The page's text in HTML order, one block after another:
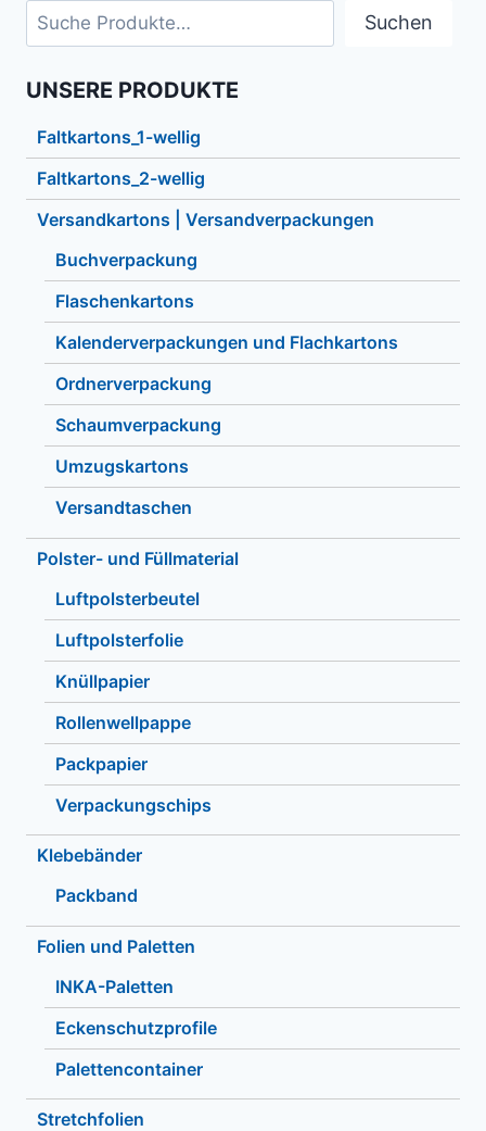
Suchen
UNSERE PRODUKTE
Faltkartons_1-wellig
Faltkartons_2-wellig
Versandkartons | Versandverpackungen
Buchverpackung
Flaschenkartons
Kalenderverpackungen und Flachkartons
Ordnerverpackung
Schaumverpackung
Umzugskartons
Versandtaschen
Polster- und Füllmaterial
Luftpolsterbeutel
Luftpolsterfolie
Knüllpapier
Rollenwellpappe
Packpapier
Verpackungschips
Klebebänder
Packband
Folien und Paletten
INKA-Paletten
Eckenschutzprofile
Palettencontainer
Stretchfolien